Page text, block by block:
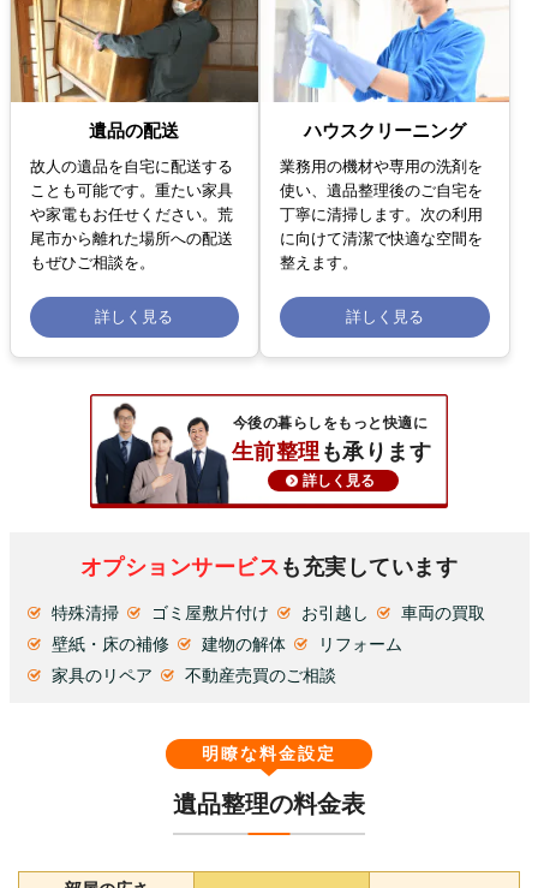
遺品の配送
故人の遺品を自宅に配送する
ことも可能です。重たい家具
や家電もお任せください。荒
尾市から離れた場所への配送
もぜひご相談を。
詳しく見る
ハウスクリーニング
業務用の機材や専用の洗剤を
使い、遺品整理後のご自宅を
丁寧に清掃します。次の利用
に向けて清潔で快適な空間を
整えます。
詳しく見る
今後の暮らしをもっと快適に
生前整理 も承ります
詳しく見る
オプションサービス も充実しています
特殊清掃 ゴミ屋敷片付け お引越し
車両の買取
壁紙・床の補修
建物の解体
リフォーム
家具のリペア
不動産売買のご相談
明瞭な料金設定
遺品整理の料金表